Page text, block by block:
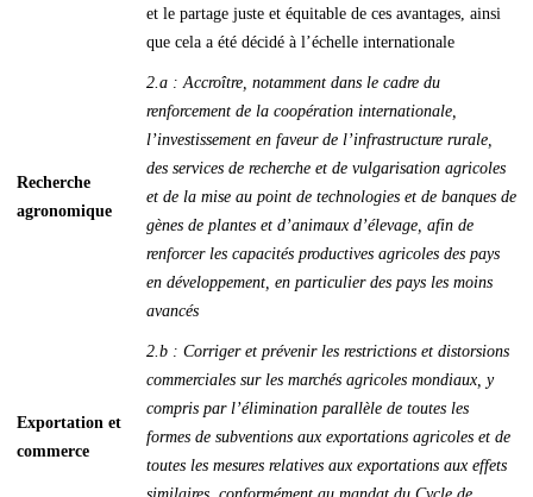
et le partage juste et équitable de ces avantages, ainsi
que cela a été décidé à l’échelle internationale
Recherche
agronomique
2.a : Accroître, notamment dans le cadre du
renforcement de la coopération internationale,
l’investissement en faveur de l’infrastructure rurale,
des services de recherche et de vulgarisation agricoles
et de la mise au point de technologies et de banques de
gènes de plantes et d’animaux d’élevage, afin de
renforcer les capacités productives agricoles des pays
en développement, en particulier des pays les moins
avancés
Exportation et
commerce
2.b : Corriger et prévenir les restrictions et distorsions
commerciales sur les marchés agricoles mondiaux, y
compris par l’élimination parallèle de toutes les
formes de subventions aux exportations agricoles et de
toutes les mesures relatives aux exportations aux effets